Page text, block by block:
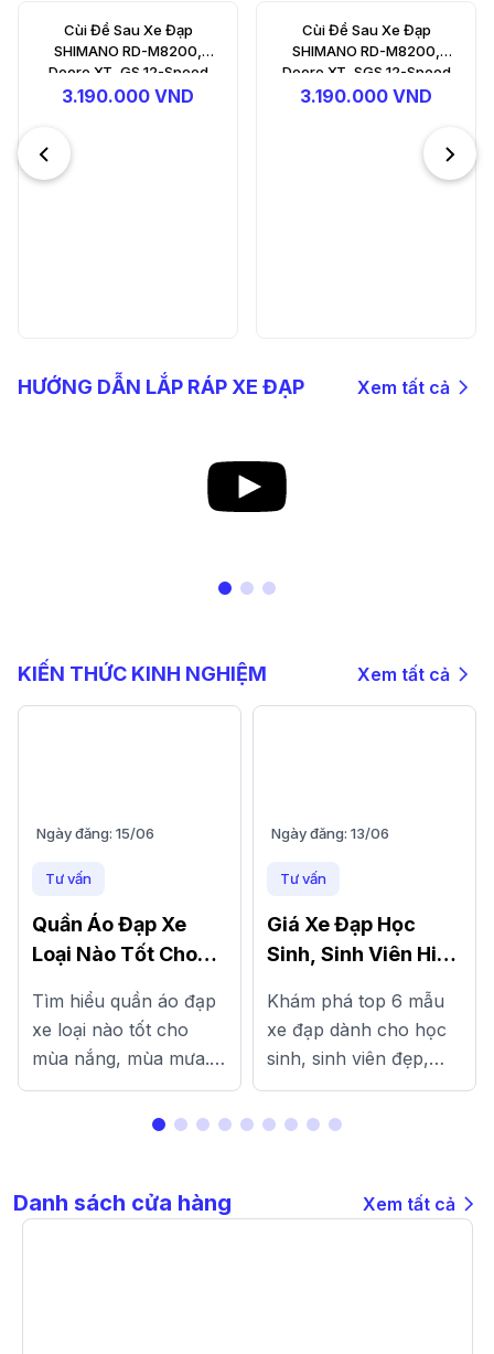
Cùi Đề Sau Xe Đạp
SHIMANO RD-M8200,
Deore XT, SGS 12-Speed
3.190.000 VND
Bộ Thắng Đĩa Sau Xe Đạp
SHIMANO Deore, BL-
M6200(R), BR-M6200(R),
W/O Adapter, Resin Pad
3.390.000 VND
HƯỚNG DẪN LẮP RÁP XE ĐẠP Xem tất cả
KIẾN THỨC KINH NGHIỆM Xem tất cả
Ngày đăng: 15/06
Tư vấn
Quần Áo Đạp Xe
Loại Nào Tốt Cho
Mưa?
Tìm hiểu quần áo đạp
xe loại nào tốt cho
mùa nắng, mùa mưa.
Gợi ý cách chọn áo,
quần, phụ kiện đạp xe
Ngày đăng: 13/06
Tư vấn
Giá Xe Đạp Học
Sinh, Sinh Viên Hiện
Ý Mẫu Đáng Mua
Khám phá top 6 mẫu
xe đạp dành cho học
sinh, sinh viên đẹp,
bền, dễ đi, phù hợp đi
học, đi làm thêm và
Danh sách cửa hàng Xem tất cả